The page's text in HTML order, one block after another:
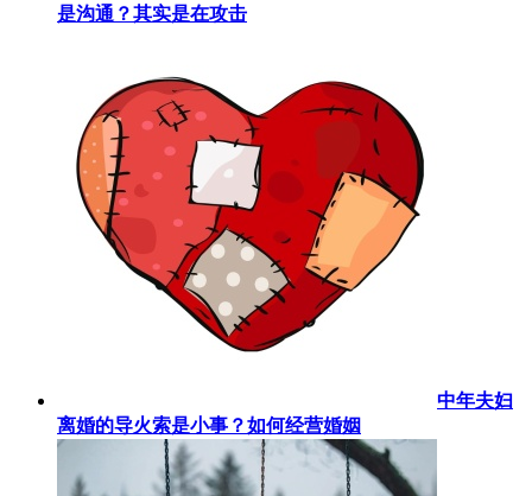
是沟通？其实是在攻击
中年夫妇
离婚的导火索是小事？如何经营婚姻